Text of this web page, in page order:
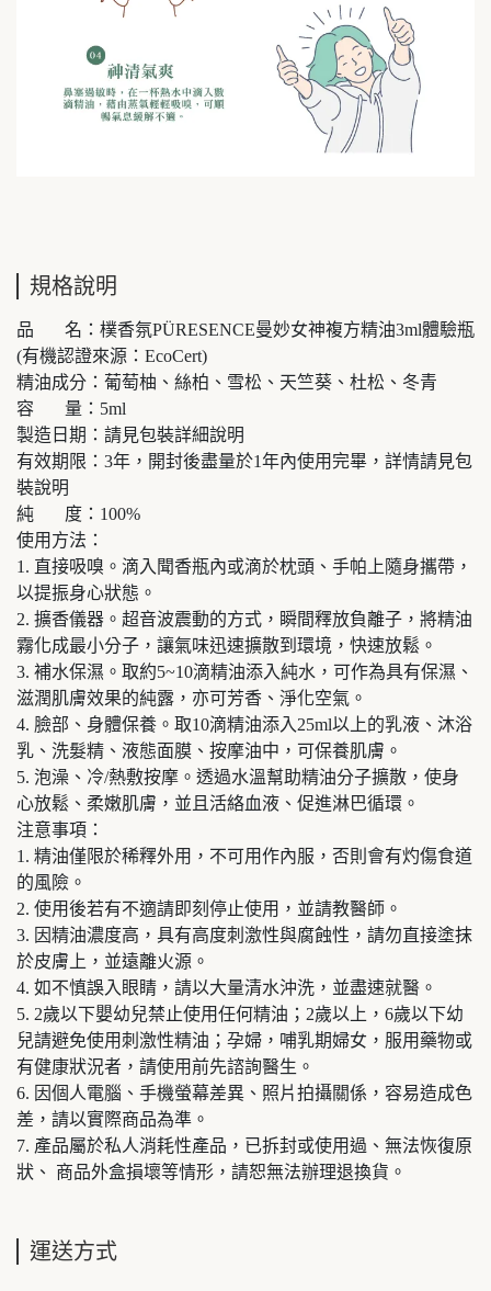
規格說明
品 名：樸香氛PÜRESENCE曼妙女神複方精油3ml體驗瓶
(有機認證來源：EcoCert)
精油成分：葡萄柚、絲柏、雪松、天竺葵、杜松、冬青
容 量：5ml
製造日期：請見包裝詳細說明
有效期限：3年，開封後盡量於1年內使用完畢，詳情請見包
裝說明
純 度：100%
使用方法：
1. 直接吸嗅。滴入聞香瓶內或滴於枕頭、手帕上隨身攜帶，
以提振身心狀態。
2. 擴香儀器。超音波震動的方式，瞬間釋放負離子，將精油
霧化成最小分子，讓氣味迅速擴散到環境，快速放鬆。
3. 補水保濕。取約5~10滴精油添入純水，可作為具有保濕、
滋潤肌膚效果的純露，亦可芳香、淨化空氣。
4. 臉部、身體保養。取10滴精油添入25ml以上的乳液、沐浴
乳、洗髮精、液態面膜、按摩油中，可保養肌膚。
5. 泡澡、冷/熱敷按摩。透過水溫幫助精油分子擴散，使身
心放鬆、柔嫩肌膚，並且活絡血液、促進淋巴循環。
注意事項：
1. 精油僅限於稀釋外用，不可用作內服，否則會有灼傷食道
的風險。
2. 使用後若有不適請即刻停止使用，並請教醫師。
3. 因精油濃度高，具有高度刺激性與腐蝕性，請勿直接塗抹
於皮膚上，並遠離火源。
4. 如不慎誤入眼睛，請以大量清水沖洗，並盡速就醫。
5. 2歲以下嬰幼兒禁止使用任何精油；2歲以上，6歲以下幼
兒請避免使用刺激性精油；孕婦，哺乳期婦女，服用藥物或
有健康狀況者，請使用前先諮詢醫生。
6. 因個人電腦、手機螢幕差異、照片拍攝關係，容易造成色
差，請以實際商品為準。
7. 產品屬於私人消耗性產品，已拆封或使用過、無法恢復原
狀、 商品外盒損壞等情形，請恕無法辦理退換貨。
運送方式